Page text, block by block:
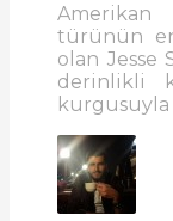
Amerikan
türünün
olan Jesse
derinlikli